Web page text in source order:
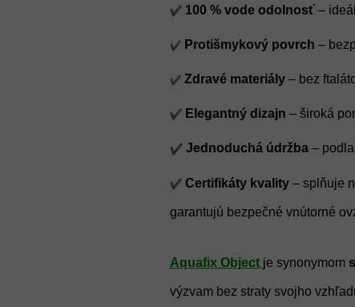
100 % vode odolnosť–
Protišmykový povrch –
Zdravé materiály– bez
Elegantný dizajn – široká
Jednoduchá údržba–
Certifikáty kvality– splňuje
garantujú bezpečné vnútorné
Aquafix Object je synonymom
výzvam bez straty svojho